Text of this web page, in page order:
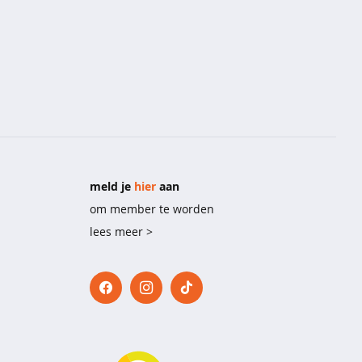
meld je hier aan
om member te worden
lees meer >